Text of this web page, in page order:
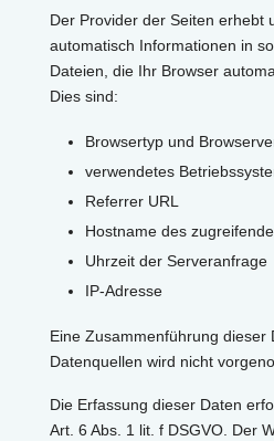
Der Provider der Seiten erhebt
automatisch Informationen in
Dateien, die Ihr Browser
Dies sind:
Browsertyp und
verwendetes
Referrer URL
Hostname des
Uhrzeit der Serveranfrage
IP-Adresse
Eine Zusammenführung dieser
Datenquellen wird nicht
Die Erfassung dieser Daten
Art. 6 Abs. 1 lit. f DSGVO. Der